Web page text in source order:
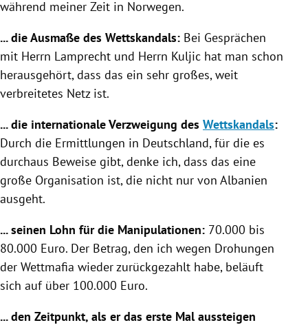
während meiner Zeit in Norwegen.
... die Ausmaße des Wettskandals: Bei Gesprächen
mit Herrn Lamprecht und Herrn Kuljic hat man schon
herausgehört, dass das ein sehr großes, weit
verbreitetes Netz ist.
... die internationale Verzweigung des Wettskandals:
Durch die Ermittlungen in Deutschland, für die es
durchaus Beweise gibt, denke ich, dass das eine
große Organisation ist, die nicht nur von Albanien
ausgeht.
... seinen Lohn für die Manipulationen: 70.000 bis
80.000 Euro. Der Betrag, den ich wegen Drohungen
der Wettmafia wieder zurückgezahlt habe, beläuft
sich auf über 100.000 Euro.
... den Zeitpunkt, als er das erste Mal aussteigen